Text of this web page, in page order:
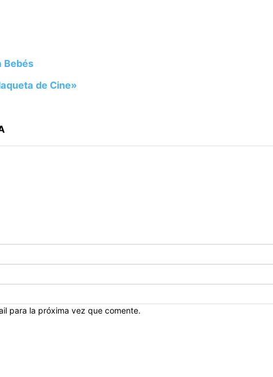
Bebés
de Cine»
para la próxima vez que comente.